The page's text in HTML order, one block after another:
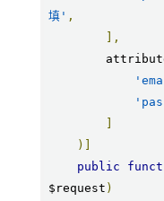
填' ,
],
)]
public
$request )